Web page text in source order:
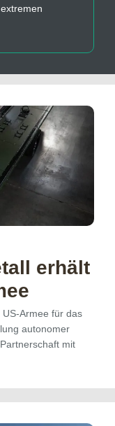
erhält
Armee für das
autonomer
mit